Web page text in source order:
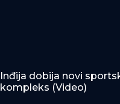
Inđija dobija novi
kompleks (Video)